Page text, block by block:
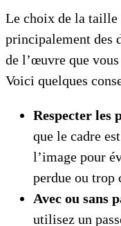
Le choix de la taille
principalement des
de l’œuvre que
Voici quelques
Respecter les
que le cadre
l’image pour
perdue ou trop
Avec ou sans
utilisez un